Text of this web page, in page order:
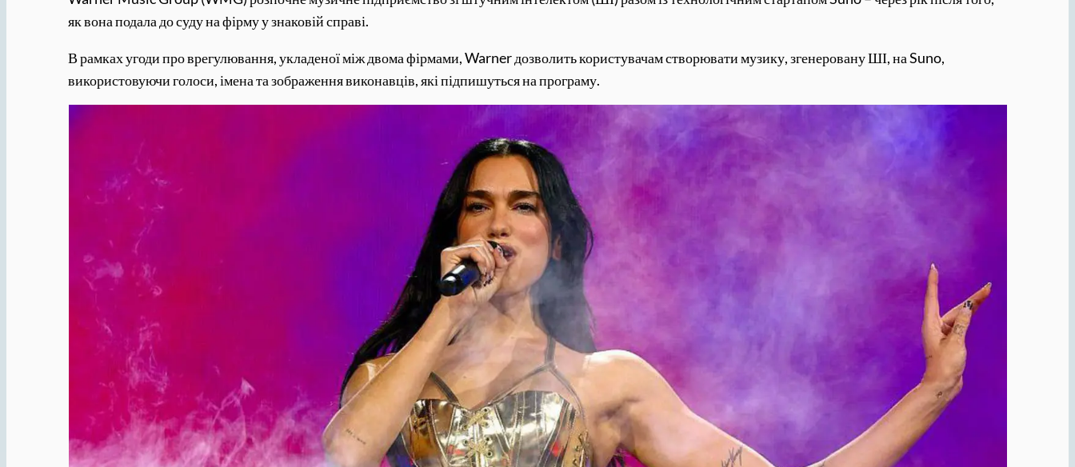
як вона подала до суду на фірму у знаковій справі.
В рамках угоди про врегулювання, укладеної між двома фірмами, Warner дозволить користувачам створювати музику, згенеровану ШІ, на Suno,
використовуючи голоси, імена та зображення виконавців, які підпишуться на програму.